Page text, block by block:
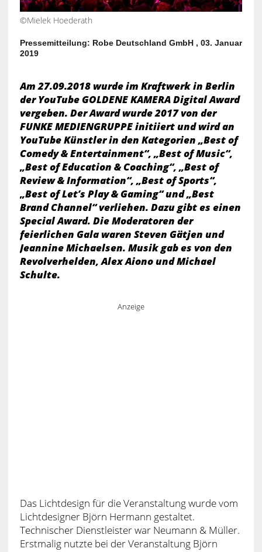
©Mielek Hoederath
Pressemitteilung: Robe Deutschland GmbH , 03. Januar
2019
Am 27.09.2018 wurde im Kraftwerk in Berlin
der YouTube GOLDENE KAMERA Digital Award
vergeben. Der Award wurde 2017 von der
FUNKE MEDIENGRUPPE initiiert und wird an
YouTube Künstler in den Kategorien „Best of
Comedy & Entertainment“, „Best of Music“,
„Best of Education & Coaching“, „Best of
Review & Information“, „Best of Sports“,
„Best of Let’s Play & Gaming“ und „Best
Brand Channel“ verliehen. Dazu gibt es einen
Special Award. Die Moderatoren der
feierlichen Gala waren Steven Gätjen und
Jeannine Michaelsen. Musik gab es von den
Revolverhelden, Alex Aiono und Michael
Schulte.
Anzeige
Das Lichtdesign für die Veranstaltung wurde vom
Lichtdesigner Björn Hermann gestaltet.
Technischer Dienstleister war Neumann & Müller.
Erstmalig nutzte bei der Veranstaltung Björn